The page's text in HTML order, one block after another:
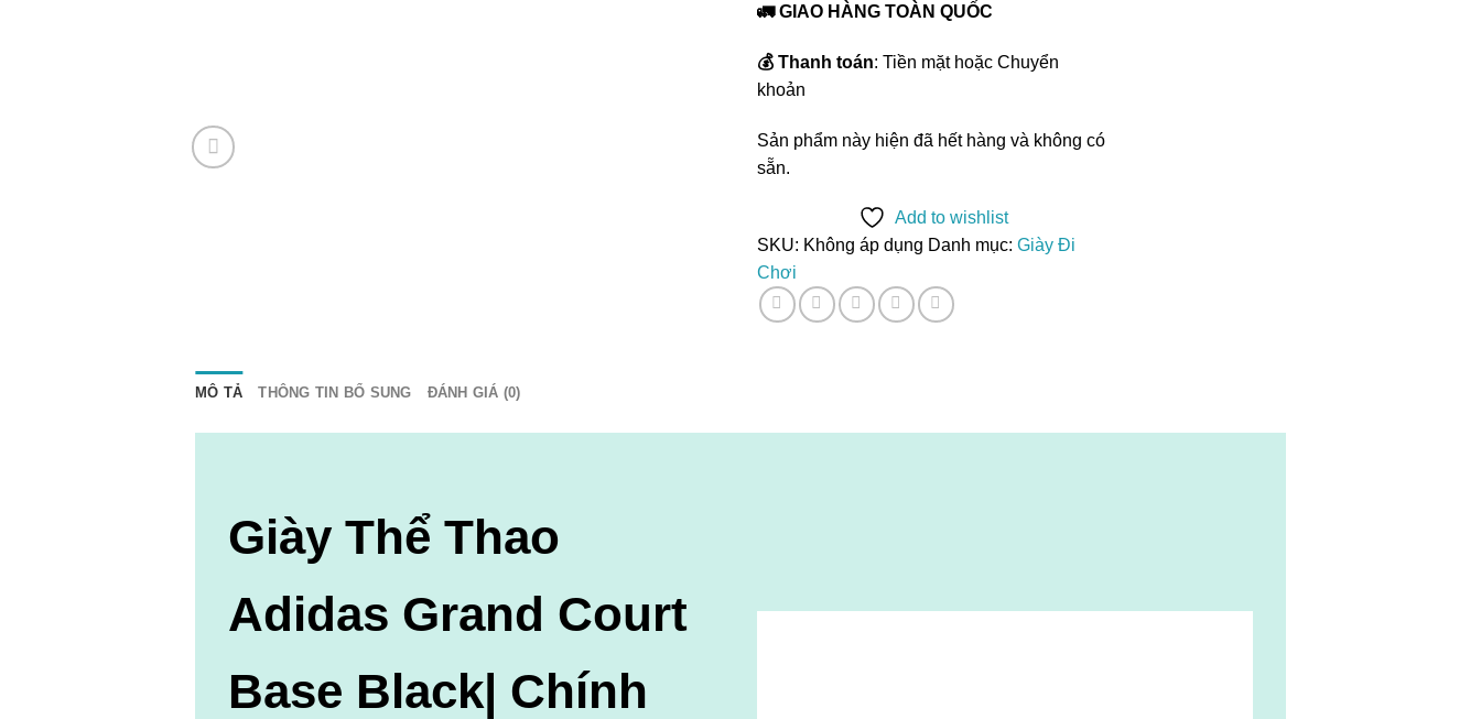
🚛 GIAO HÀNG TOÀN QUỐC
💰 Thanh toán: Tiền mặt hoặc Chuyển
khoản
Sản phẩm này hiện đã hết hàng và không có
sẵn.
Add to wishlist
SKU: Không áp dụng Danh mục: Giày Đi
Chơi
MÔ TẢ THÔNG TIN BỔ SUNG ĐÁNH GIÁ (0)
Giày Thể Thao
Adidas Grand Court
Base Black| Chính